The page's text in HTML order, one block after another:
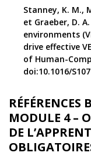
Stanney, K. M.,
et Graeber, D.
environments
drive effective
of Human-
doi:10.1016/
MODULE 4 –
DE